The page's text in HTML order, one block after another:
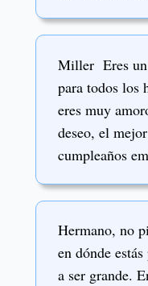
Miller Eres un
para todos los
eres muy
deseo, el
cumpleaños
Hermano, no
en dónde
a ser grande.